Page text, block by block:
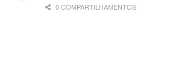
0 COMPARTILHAMENTOS